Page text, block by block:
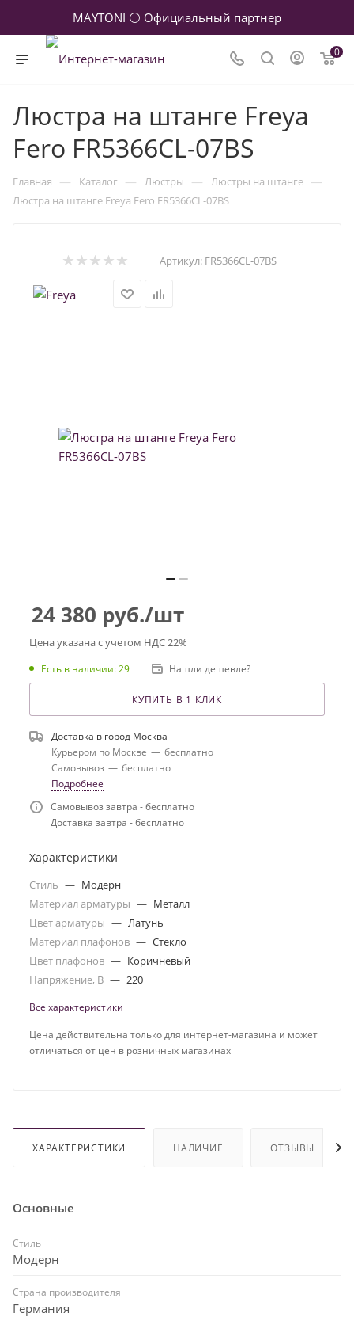
MAYTONI ⚪ Официальный партнер
0
Люстра на штанге Freya
Fero FR5366CL-07BS
Главная — Каталог — Люстры — Люстры на штанге —
Люстра на штанге Freya Fero FR5366CL-07BS
Артикул: FR5366CL-07BS
24 380 руб./шт
Цена указана с учетом НДС 22%
Есть в наличии: 29 Нашли дешевле?
КУПИТЬ В 1 КЛИК
Доставка в город Москва
Курьером по Москве — бесплатно
Самовывоз — бесплатно
Подробнее
Самовывоз завтра - бесплатно
Доставка завтра - бесплатно
Характеристики
Стиль — Модерн
Материал арматуры — Металл
Цвет арматуры — Латунь
Материал плафонов — Стекло
Цвет плафонов — Коричневый
Напряжение, В — 220
Все характеристики
Цена действительна только для интернет-магазина и может
отличаться от цен в розничных магазинах
ХАРАКТЕРИСТИКИ НАЛИЧИЕ ОТЗЫВЫ
Основные
Стиль
Модерн
Страна производителя
Германия